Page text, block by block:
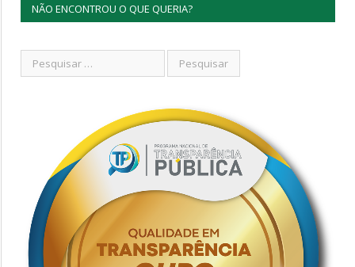
NÃO ENCONTROU O QUE QUERIA?